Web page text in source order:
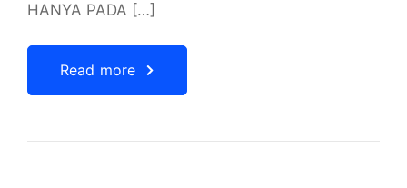
HANYA PADA […]
Read more